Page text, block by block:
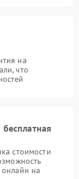
на
что
стоимости
на